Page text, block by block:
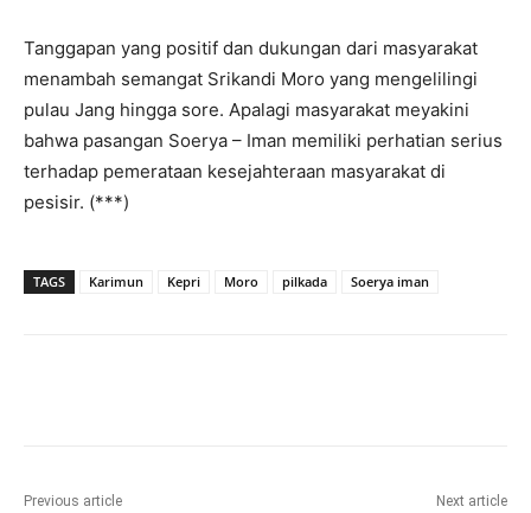
Tanggapan yang positif dan dukungan dari masyarakat
menambah semangat Srikandi Moro yang mengelilingi
pulau Jang hingga sore. Apalagi masyarakat meyakini
bahwa pasangan Soerya – Iman memiliki perhatian serius
terhadap pemerataan kesejahteraan masyarakat di
pesisir. (***)
TAGS Karimun Kepri Moro pilkada Soerya iman
Previous article Next article